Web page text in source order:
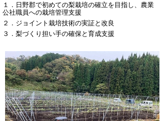
１．日野郡で初めての梨栽培の確立を目指し、農業
公社職員への栽培管理支援
２．ジョイント栽培技術の実証と改良
３．梨づくり担い手の確保と育成支援